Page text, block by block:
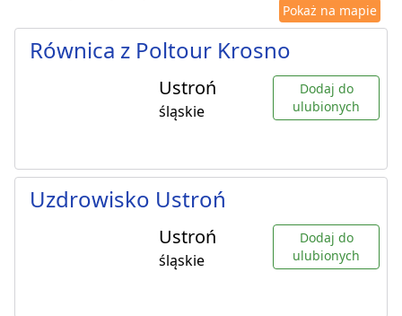
Pokaż na mapie
Równica z Poltour Krosno
Ustroń
śląskie
Dodaj do
ulubionych
Uzdrowisko Ustroń
Ustroń
śląskie
Dodaj do
ulubionych